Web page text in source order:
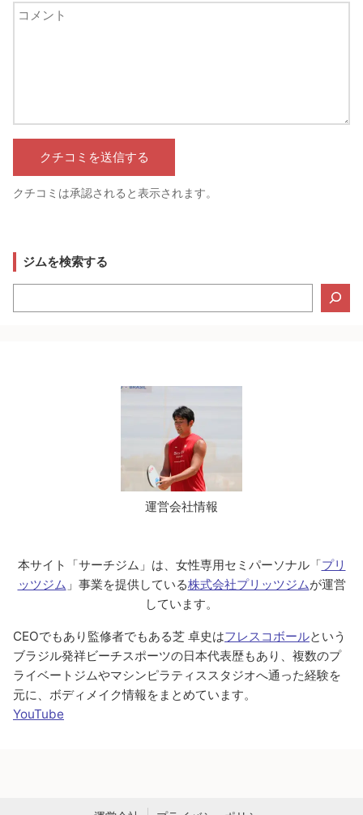
クチコミは承認されると表示されます。
ジムを検索する
索
運営会社情報
本サイト「サーチジム」は、女性専用セミパーソナル「プリ
ッツジム 」事業を提供している株式会社プリッツジムが運営
しています。
CEOでもあり監修者でもある芝 卓史はフレスコボールという
ブラジル発祥ビーチスポーツの日本代表歴もあり、複数のプ
ライベートジムやマシンピラティススタジオへ通った経験を
元に、ボディメイク情報をまとめています。
YouTube